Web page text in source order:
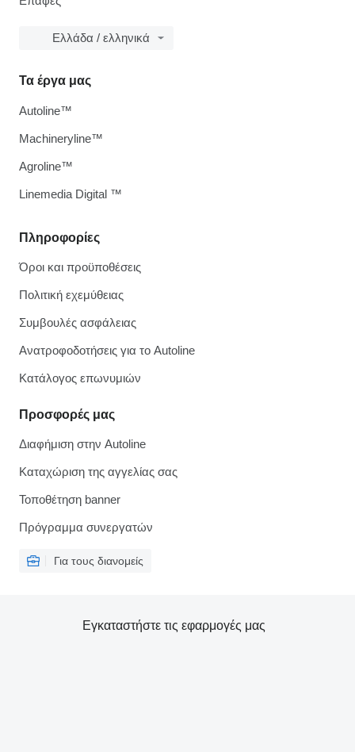
Ελλάδα / ελληνικά
Πληροφορίες
Όροι και προϋποθέσεις
Πολιτική εχεμύθειας
Συμβουλές ασφάλειας
Ανατροφοδοτήσεις για το Autoline
Κατάλογος επωνυμιών
Προσφορές μας
Διαφήμιση στην Autoline
Καταχώριση της αγγελίας σας
Τοποθέτηση banner
Πρόγραμμα συνεργατών
Για τους διανομείς
Τα έργα μας
Autoline™
Machineryline™
Agroline™
Linemedia Digital ™
Εγκαταστήστε τις εφαρμογές μας